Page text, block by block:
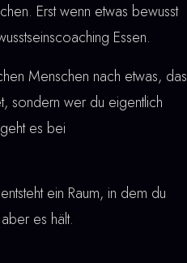
Erst wenn etwas bewusst
Essen.
Menschen nach etwas, das
sondern wer du eigentlich
es bei
ein Raum, in dem du
es hält.